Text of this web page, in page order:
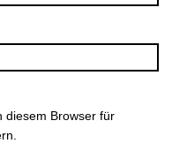
diesem Browser für